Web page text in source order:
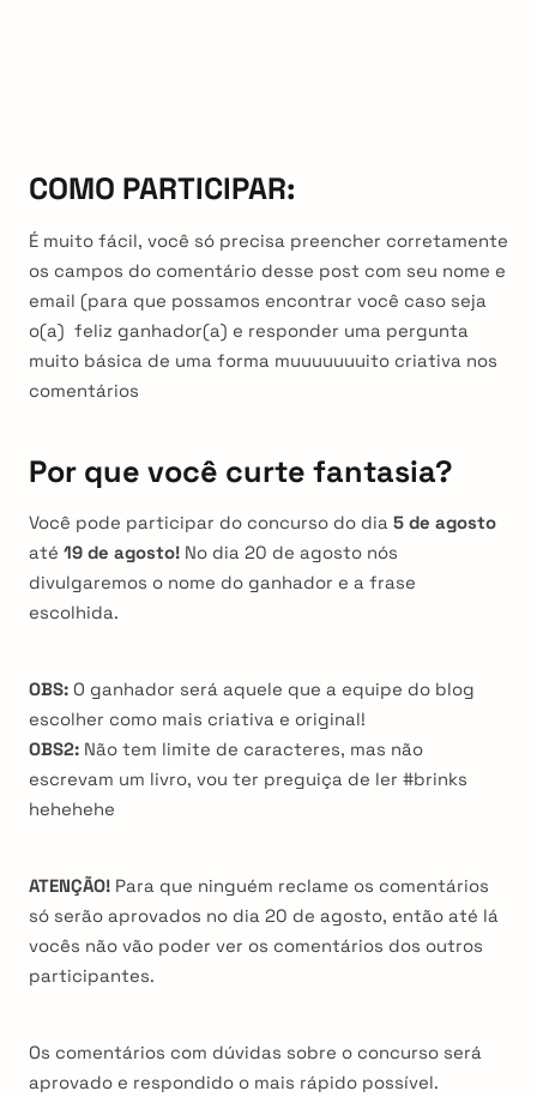
COMO PARTICIPAR:
É muito fácil, você só precisa preencher corretamente
os campos do comentário desse post com seu nome e
email (para que possamos encontrar você caso seja
o(a) feliz ganhador(a) e responder uma pergunta
muito básica de uma forma muuuuuuuito criativa nos
comentários
Por que você curte fantasia?
Você pode participar do concurso do dia 5 de agosto
até 19 de agosto! No dia 20 de agosto nós
divulgaremos o nome do ganhador e a frase
escolhida.
OBS: O ganhador será aquele que a equipe do blog
escolher como mais criativa e original!
OBS2: Não tem limite de caracteres, mas não
escrevam um livro, vou ter preguiça de ler #brinks
hehehehe
ATENÇÃO! Para que ninguém reclame os comentários
só serão aprovados no dia 20 de agosto, então até lá
vocês não vão poder ver os comentários dos outros
participantes.
Os comentários com dúvidas sobre o concurso será
aprovado e respondido o mais rápido possível.